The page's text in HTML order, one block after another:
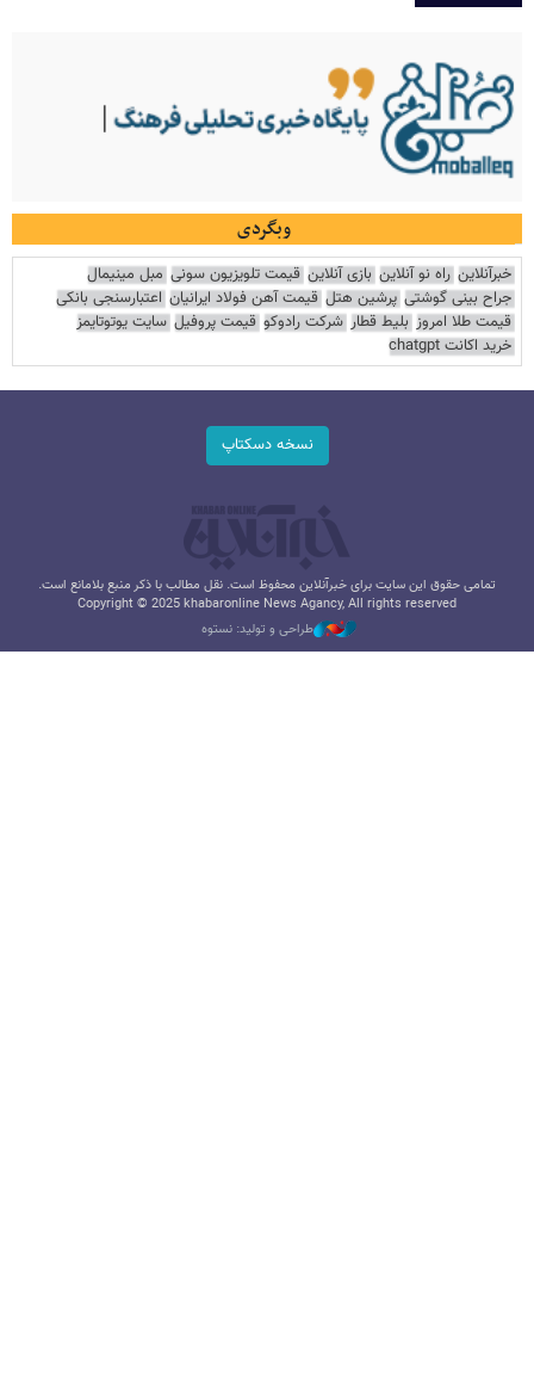
وبگردی
خبرآنلاین راه نو آنلاین بازی آنلاین قیمت تلویزیون سونی مبل مینیمال
جراح بینی گوشتی پرشین هتل قیمت آهن فولاد ایرانیان اعتبارسنجی بانکی
قیمت طلا امروز بلیط قطار شرکت رادوکو قیمت پروفیل سایت یوتوتایمز
خرید اکانت chatgpt
نسخه دسکتاپ
تمامی حقوق این سایت برای خبرآنلاین محفوظ است. نقل مطالب با ذکر منبع بلامانع است.
Copyright © 2025 khabaronline News Agancy, All rights reserved
طراحی و تولید: نستوه